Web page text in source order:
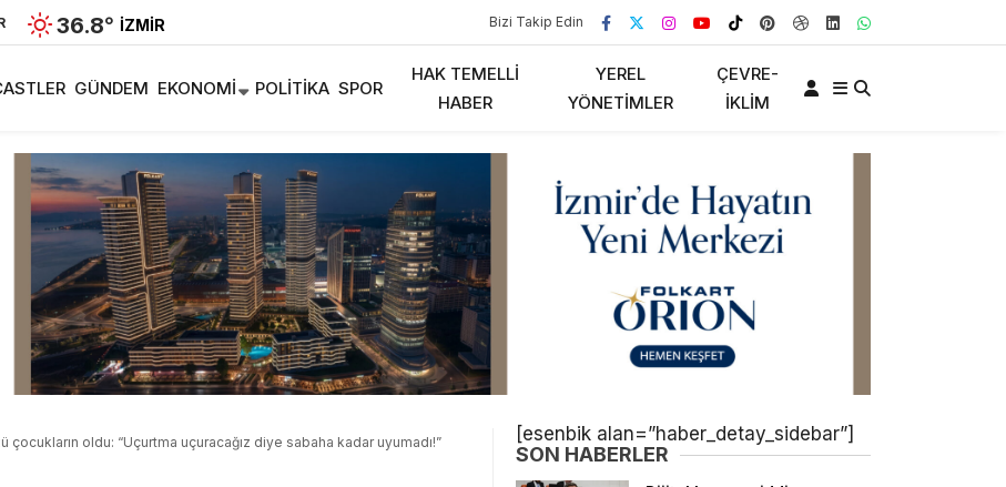
36.8° İZMIR Bizi Takip Edin
GÜNDEM EKONOMI POLITIKA SPOR
HAK TEMELLI
HABER
YEREL
YÖNETIMLER
ÇEVRE-
İKLIM
çocukların oldu: “Uçurtma uçuracağız diye sabaha kadar uyumadı!” [esenbik alan=”haber_detay_sidebar”]
SON HABERLER